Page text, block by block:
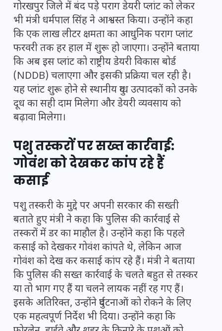
गोरखपुर जिले में बंद पड़े पराग डेयरी प्लांट को लेकर
भी मंत्री धर्मपाल सिंह ने आश्वस्त किया। उन्होंने कहा
कि एक लाख लीटर क्षमता का आधुनिक पराग प्लांट
फरवरी तक हर हाल में शुरू हो जाएगा। उन्होंने बताया
कि अब इस प्लांट को राष्ट्रीय डेयरी विकास बोर्ड
(NDDB) चलाएगा और इसकी प्रक्रिया चल रही है।
यह प्लांट शुरू होने से स्थानीय दुग्ध उत्पादकों को उनके
दूध का सही दाम मिलेगा और डेयरी व्यवसाय को
बढ़ावा मिलेगा।
पशु तस्करों पर सख्त कार्रवाई:
गोवंश को देखकर कांप रहे हैं
कसाई
पशु तस्करी के मुद्दे पर अपनी सरकार की सख्ती
बताते हुए मंत्री ने कहा कि पुलिस की कार्रवाई से
तस्करों में डर का माहौल है। उन्होंने कहा कि पहले
कसाई को देखकर गोवंश कांपते थे, लेकिन आज
गोवंश को देख कर कसाई कांप रहे हैं। मंत्री ने बताया
कि पुलिस की सख्त कार्रवाई के चलते बहुत से तस्कर
या तो भाग गए हैं या चलने लायक नहीं रह गए हैं।
इसके अतिरिक्त, उन्होंने दुर्घटनाओं को रोकने के लिए
एक महत्वपूर्ण निर्देश भी दिया। उन्होंने कहा कि